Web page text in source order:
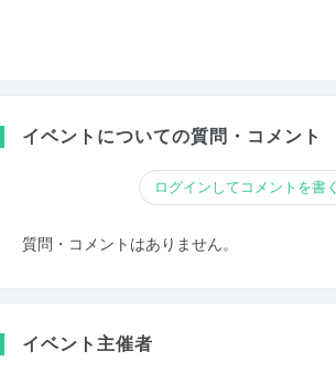
イベントについての質問・コメント
ログインしてコメントを書く
質問・コメントはありません。
イベント主催者